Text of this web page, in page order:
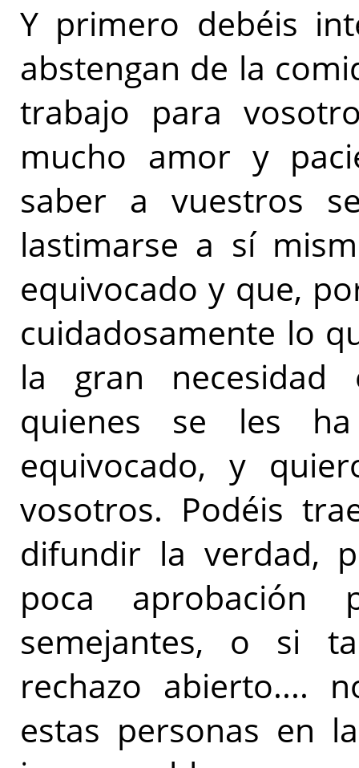
Y primero debéis
abstengan de la
trabajo para
mucho amor y
saber a vuestros
lastimarse a sí
equivocado y que,
cuidadosamente lo
la gran necesidad
quienes se les
equivocado, y
vosotros. Podéis
difundir la verdad,
poca
semejantes, o si
rechazo abierto....
estas personas en